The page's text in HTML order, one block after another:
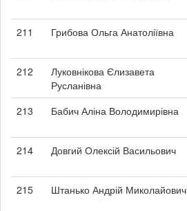
211
Грибова Ольга Анатоліївна
212
Луковнікова Єлизавета
Русланівна
213
Бабич Аліна Володимирівна
214
Довгий Олексій Васильович
215
Штанько Андрій Миколайович